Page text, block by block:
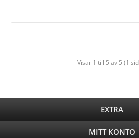
Visar 1 till 5 av 5 (1
EXTRA
MITT KONTO